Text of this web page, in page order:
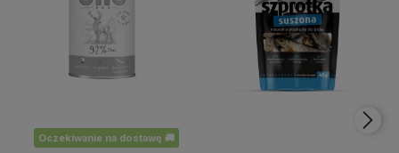
Oczekiwanie na dostawę 🚚